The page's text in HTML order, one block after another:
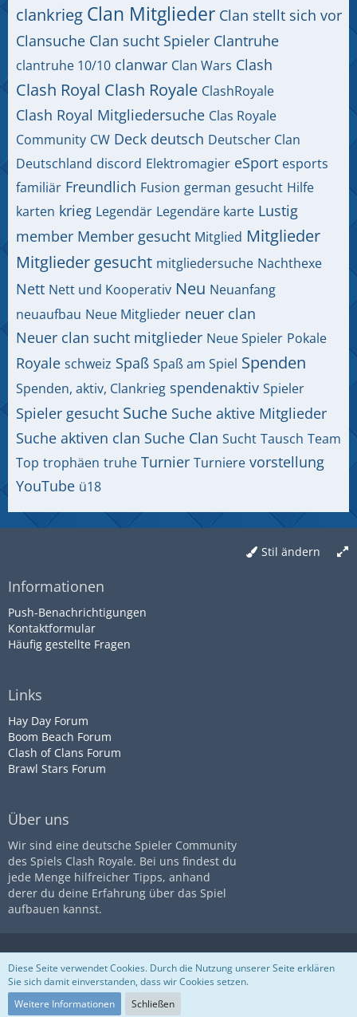
clankrieg Clan Mitglieder Clan stellt sich vor
Clansuche Clan sucht Spieler Clantruhe
clantruhe 10/10 clanwar Clan Wars Clash
Clash Royal Clash Royale ClashRoyale
Clash Royal Mitgliedersuche Clas Royale
Community CW Deck deutsch Deutscher Clan
Deutschland discord Elektromagier eSport esports
familiär Freundlich Fusion german gesucht Hilfe
karten krieg Legendär Legendäre karte Lustig
member Member gesucht Mitglied Mitglieder
Mitglieder gesucht mitgliedersuche Nachthexe
Nett Nett und Kooperativ Neu Neuanfang
neuaufbau Neue Mitglieder neuer clan
Neuer clan sucht mitglieder Neue Spieler Pokale
Royale schweiz Spaß Spaß am Spiel Spenden
Spenden, aktiv, Clankrieg spendenaktiv Spieler
Spieler gesucht Suche Suche aktive Mitglieder
Suche aktiven clan Suche Clan Sucht Tausch Team
Top trophäen truhe Turnier Turniere vorstellung
YouTube ü18
Stil ändern
Informationen
Push-Benachrichtigungen
Kontaktformular
Häufig gestellte Fragen
Links
Hay Day Forum
Boom Beach Forum
Clash of Clans Forum
Brawl Stars Forum
Über uns
Wir sind eine deutsche Spieler Community
des Spiels Clash Royale. Bei uns findest du
jede Menge hilfreicher Tipps, anhand
derer du deine Erfahrung über das Spiel
aufbauen kannst.
Diese Seite ist nicht mit dem
UnternehmenSupercellassoziiert
Community-Software:WoltLab
Suite™
Impressum
Datenschutz
Nutzungsbestimmungen
Diese Seite verwendet Cookies. Durch die Nutzung unserer Seite erklären
Sie sich damit einverstanden, dass wir Cookies setzen.
Weitere Informationen
Schließen